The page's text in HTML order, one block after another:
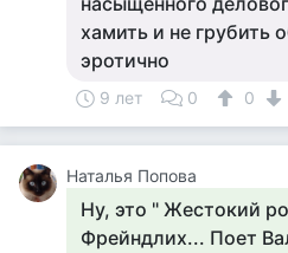
хамить и не грубить
эротично
9 лет 0 0
Наталья Попова
Ну, это " Жестокий
Фрейндлих... Поет